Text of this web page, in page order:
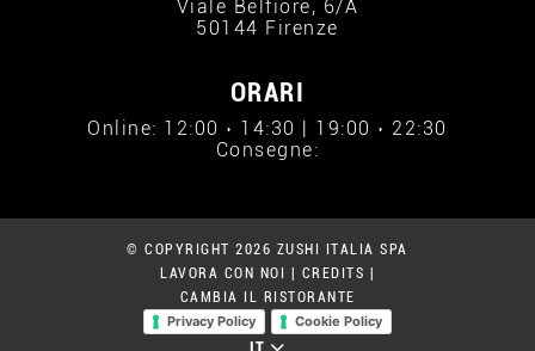
Viale Belfiore, 6/A
50144 Firenze
ORARI
Online: 12:00 › 14:30 | 19:00 › 22:30
Consegne:
© COPYRIGHT 2026 ZUSHI ITALIA SPA
LAVORA CON NOI
CREDITS
CAMBIA IL RISTORANTE
Privacy Policy
Cookie Policy